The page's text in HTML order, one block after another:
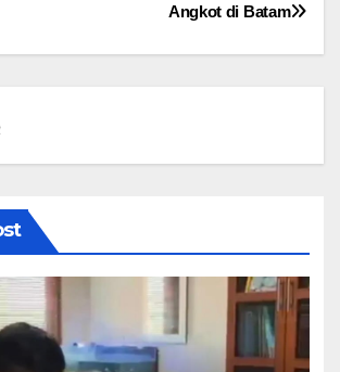
Angkot di Batam